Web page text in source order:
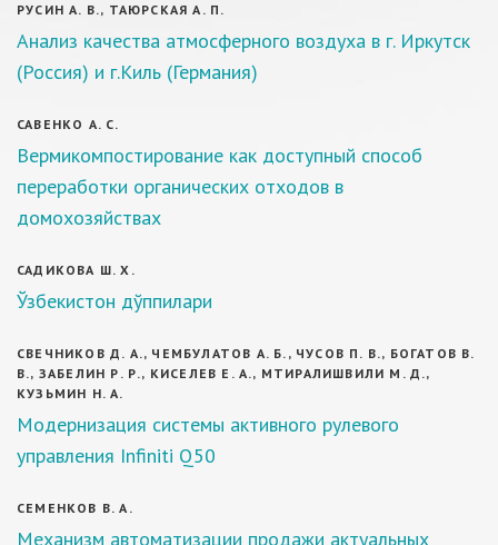
РУСИН А. В., ТАЮРСКАЯ А. П.
Анализ качества атмосферного воздуха в г. Иркутск
(Россия) и г.Киль (Германия)
САВЕНКО А. С.
Вермикомпостирование как доступный способ
переработки органических отходов в
домохозяйствах
САДИКОВА Ш. Х.
Ўзбекистон дўппилари
СВЕЧНИКОВ Д. А., ЧЕМБУЛАТОВ А. Б., ЧУСОВ П. В., БОГАТОВ В.
В., ЗАБЕЛИН Р. Р., КИСЕЛЕВ Е. А., МТИРАЛИШВИЛИ М. Д.,
КУЗЬМИН Н. А.
Модернизация системы активного рулевого
управления Infiniti Q50
СЕМЕНКОВ В. А.
Механизм автоматизации продажи актуальных